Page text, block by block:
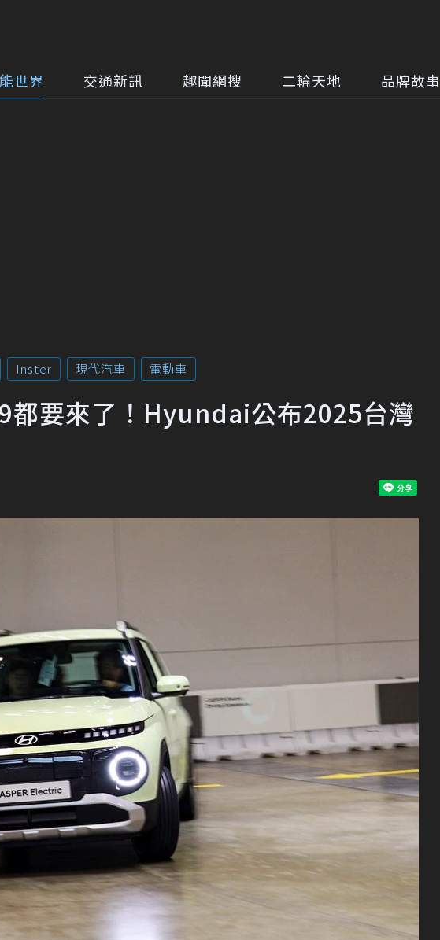
世界 交通新訊 趣聞網搜 二輪天地 品牌故事
Inster 現代汽車 電動車
要來了！Hyundai公布2025台灣